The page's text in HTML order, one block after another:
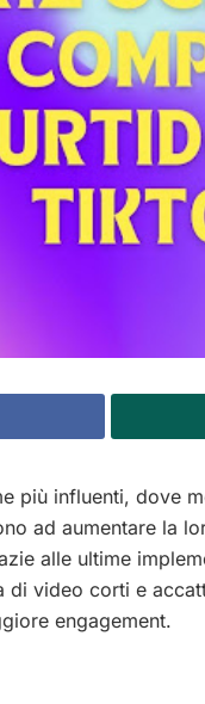
più influenti, dove
ad aumentare la
alle ultime
video corti e
engagement.